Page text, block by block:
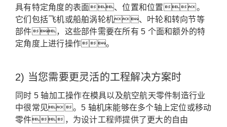
具有特定角度的表面、位置和位置。
它们包括飞机或船舶涡轮机、叶轮和转向节等
部件，这些部件需要在所有 5 个面和额外的特
定角度上进行操作。
2) 当您需要更灵活的工程解决方案时
同时 5 轴加工操作在模具以及航空航天零件制造行业
中很常见。 5 轴机床能够在多个轴上定位或移动
零件，为设计工程师提供了更大的自由